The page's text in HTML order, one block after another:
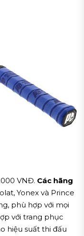
VNĐ. Các hãng
Yonex và Prince
phù hợp với mọi
với trang phục
hiệu suất thi đấu